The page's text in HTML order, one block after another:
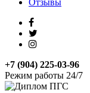
Отзывы
+7 (904) 225-03-96
Режим работы 24/7